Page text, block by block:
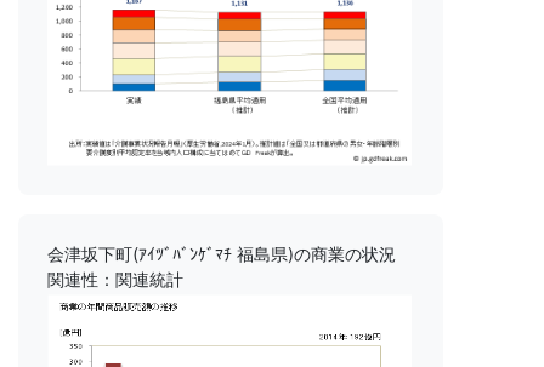
会津坂下町(ｱｲﾂﾞﾊﾞﾝｹﾞﾏﾁ 福島県)の商業の状況
関連性：関連統計